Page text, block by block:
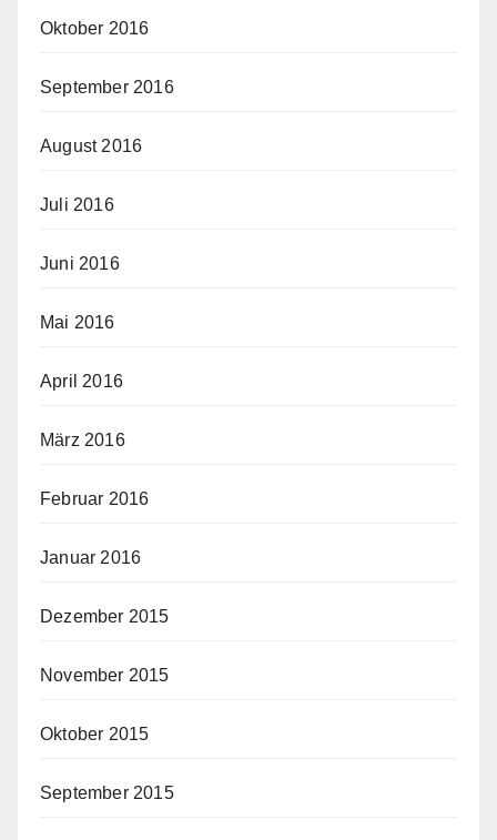
Oktober 2016
September 2016
August 2016
Juli 2016
Juni 2016
Mai 2016
April 2016
März 2016
Februar 2016
Januar 2016
Dezember 2015
November 2015
Oktober 2015
September 2015